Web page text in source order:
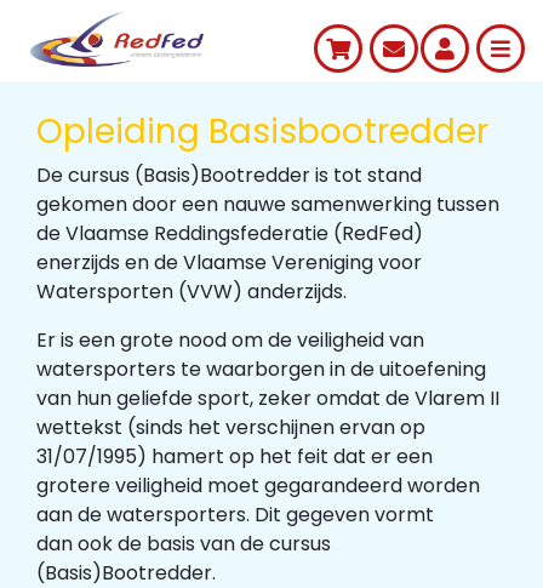
Opleiding Basisbootredder
De cursus (Basis)Bootredder is tot stand
gekomen door een nauwe samenwerking tussen
de Vlaamse Reddingsfederatie (RedFed)
enerzijds en de Vlaamse Vereniging voor
Watersporten (VVW) anderzijds.
Er is een grote nood om de veiligheid van
watersporters te waarborgen in de uitoefening
van hun geliefde sport, zeker omdat de Vlarem II
wettekst (sinds het verschijnen ervan op
31/07/1995) hamert op het feit dat er een
grotere veiligheid moet gegarandeerd worden
aan de watersporters. Dit gegeven vormt
dan ook de basis van de cursus
(Basis)Bootredder.